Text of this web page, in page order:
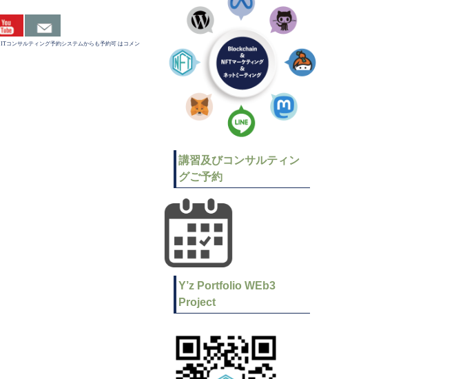
ITコンサルティング予約システムからも予約可 は コメン
講習及びコンサルティン
グご予約
Y’z Portfolio WEb3
Project